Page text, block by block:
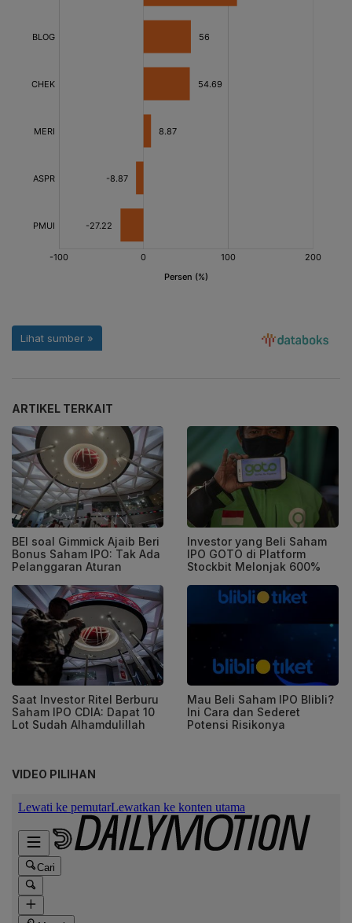
ARTIKEL TERKAIT
BEI soal Gimmick Ajaib Beri
Bonus Saham IPO: Tak Ada
Pelanggaran Aturan
Investor yang Beli Saham
IPO GOTO di Platform
Stockbit Melonjak 600%
Saat Investor Ritel Berburu
Saham IPO CDIA: Dapat 10
Lot Sudah Alhamdulillah
Mau Beli Saham IPO Blibli?
Ini Cara dan Sederet
Potensi Risikonya
VIDEO PILIHAN